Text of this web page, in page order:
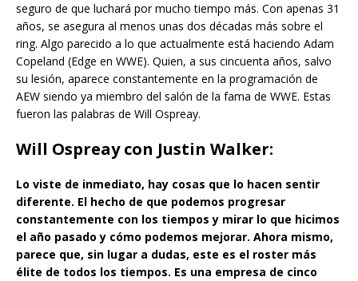
seguro de que luchará por mucho tiempo más. Con apenas 31
años, se asegura al menos unas dos décadas más sobre el
ring. Algo parecido a lo que actualmente está haciendo Adam
Copeland (Edge en WWE). Quien, a sus cincuenta años, salvo
su lesión, aparece constantemente en la programación de
AEW siendo ya miembro del salón de la fama de WWE. Estas
fueron las palabras de Will Ospreay.
Will Ospreay con Justin Walker:
Lo viste de inmediato, hay cosas que lo hacen sentir
diferente. El hecho de que podemos progresar
constantemente con los tiempos y mirar lo que hicimos
el año pasado y cómo podemos mejorar. Ahora mismo,
parece que, sin lugar a dudas, este es el roster más
élite de todos los tiempos. Es una empresa de cinco